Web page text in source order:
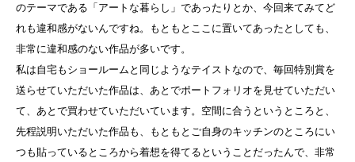
のテーマである「アートな暮らし」であったりとか、今回来てみてど
れも違和感がないんですね。もともとここに置いてあったとしても、
非常に違和感のない作品が多いです。
私は自宅もショールームと同じようなテイストなので、毎回特別賞を
送らせていただいた作品は、あとでポートフォリオを見せていただい
て、あとで買わせていただいています。空間に合うというところと、
先程説明いただいた作品も、もともとご自身のキッチンのところにい
つも貼っているところから着想を得てるということだったんで、非常